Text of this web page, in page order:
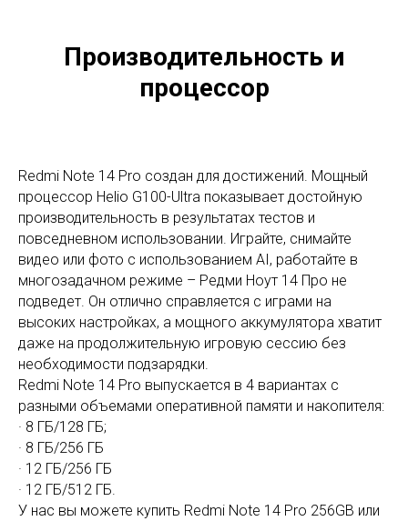
Производительность и
процессор
Redmi Note 14 Pro создан для достижений. Мощный
процессор Helio G100-Ultra показывает достойную
производительность в результатах тестов и
повседневном использовании. Играйте, снимайте
видео или фото с использованием AI, работайте в
многозадачном режиме – Редми Ноут 14 Про не
подведет. Он отлично справляется с играми на
высоких настройках, а мощного аккумулятора хватит
даже на продолжительную игровую сессию без
необходимости подзарядки.
Redmi Note 14 Pro выпускается в 4 вариантах с
разными объемами оперативной памяти и накопителя:
· 8 ГБ/128 ГБ;
· 8 ГБ/256 ГБ
· 12 ГБ/256 ГБ
· 12 ГБ/512 ГБ.
У нас вы можете купить Redmi Note 14 Pro 256GB или